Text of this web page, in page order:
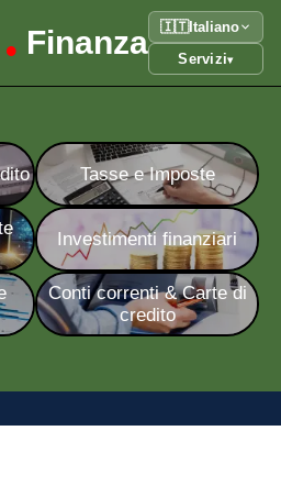
• Finanza 🇮🇹 Italiano
Servizi▾
Tasse e Imposte
Investimenti finanziari
Conti correnti & Carte di
credito